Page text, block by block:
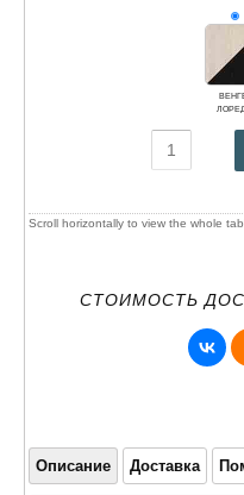
СТОИМОСТЬ
Описание Доставка